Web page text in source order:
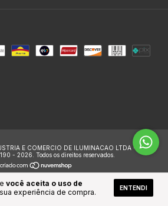
você aceita o uso de
experiência de compra. ENTENDI
E COMERCIO DE ILUMINACAO LTDA -
- 2026. Todos os direitos reservados.